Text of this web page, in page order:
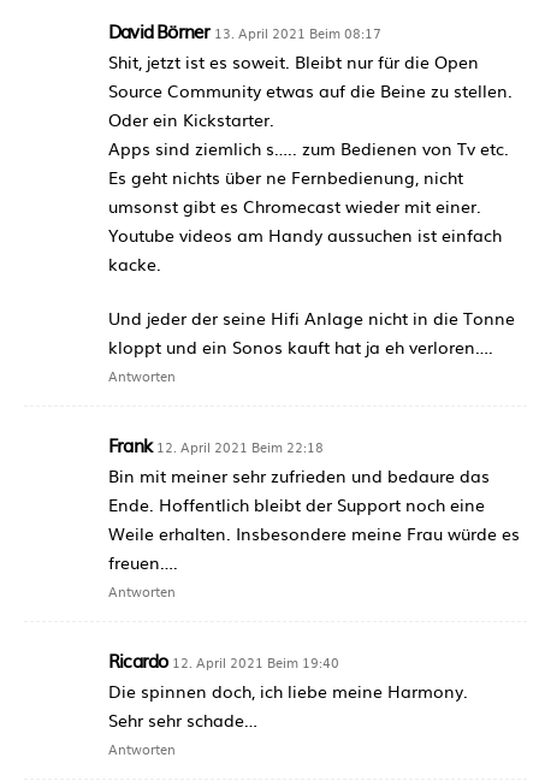
David Börner 13. April 2021 Beim 08:17
Shit, jetzt ist es soweit. Bleibt nur für die Open
Source Community etwas auf die Beine zu stellen.
Oder ein Kickstarter.
Apps sind ziemlich s….. zum Bedienen von Tv etc.
Es geht nichts über ne Fernbedienung, nicht
umsonst gibt es Chromecast wieder mit einer.
Youtube videos am Handy aussuchen ist einfach
kacke.
Und jeder der seine Hifi Anlage nicht in die Tonne
kloppt und ein Sonos kauft hat ja eh verloren….
Antworten
Frank 12. April 2021 Beim 22:18
Bin mit meiner sehr zufrieden und bedaure das
Ende. Hoffentlich bleibt der Support noch eine
Weile erhalten. Insbesondere meine Frau würde es
freuen….
Antworten
Ricardo 12. April 2021 Beim 19:40
Die spinnen doch, ich liebe meine Harmony.
Sehr sehr schade…
Antworten